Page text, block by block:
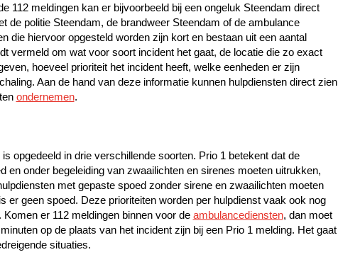
112 meldingen kan er bijvoorbeeld bij een ongeluk Steendam direct
de politie Steendam, de brandweer Steendam of de ambulance
die hiervoor opgesteld worden zijn kort en bestaan uit een aantal
vermeld om wat voor soort incident het gaat, de locatie die zo exact
hoeveel prioriteit het incident heeft, welke eenheden er zijn
Aan de hand van deze informatie kunnen hulpdiensten direct zien
ondernemen.
opgedeeld in drie verschillende soorten. Prio 1 betekent dat de
en onder begeleiding van zwaailichten en sirenes moeten uitrukken,
met gepaste spoed zonder sirene en zwaailichten moeten
er geen spoed. Deze prioriteiten worden per hulpdienst vaak ook nog
er 112 meldingen binnen voor de ambulancediensten, dan moet
op de plaats van het incident zijn bij een Prio 1 melding. Het gaat
situaties.